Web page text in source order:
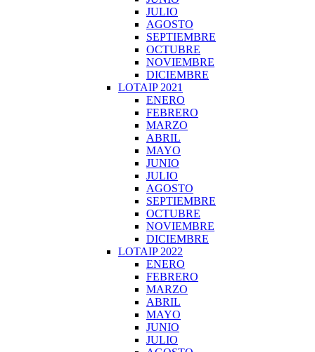
JULIO
AGOSTO
SEPTIEMBRE
OCTUBRE
NOVIEMBRE
DICIEMBRE
LOTAIP 2021
ENERO
FEBRERO
MARZO
ABRIL
MAYO
JUNIO
JULIO
AGOSTO
SEPTIEMBRE
OCTUBRE
NOVIEMBRE
DICIEMBRE
LOTAIP 2022
ENERO
FEBRERO
MARZO
ABRIL
MAYO
JUNIO
JULIO